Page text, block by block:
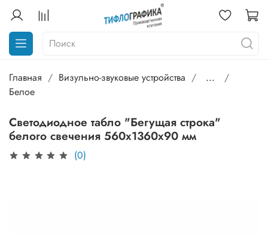
Главная Визульно-звуковые устройства
...
Белое
Светодиодное табло "Бегущая строка"
белого свечения 560х1360x90 мм
(0)